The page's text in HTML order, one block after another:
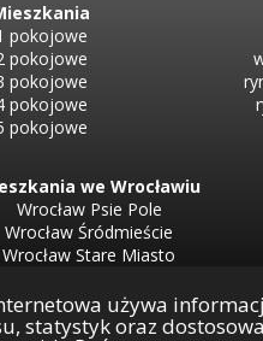
używa
statystyk oraz
WYM...
pokojowe
pokojowe
pokojowe
pokojowe
pokojowe
we Wrocławiu
Wrocław Psie Pole
Wrocław Śródmieście
Wrocław Stare Miasto
Wrocław Fabryczna